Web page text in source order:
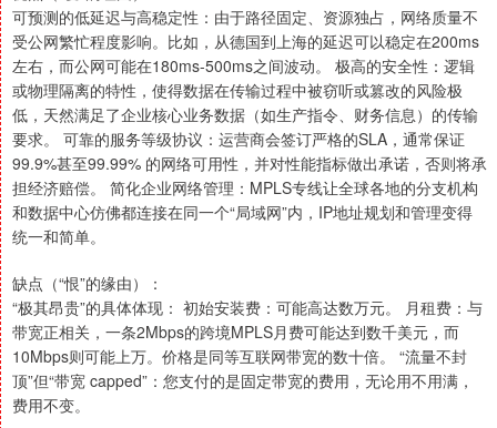
可预测的低延迟与高稳定性：由于路径固定、资源独占，网络质量不
受公网繁忙程度影响。比如，从德国到上海的延迟可以稳定在200ms
左右，而公网可能在180ms-500ms之间波动。 极高的安全性：逻辑
或物理隔离的特性，使得数据在传输过程中被窃听或篡改的风险极
低，天然满足了企业核心业务数据（如生产指令、财务信息）的传输
要求。 可靠的服务等级协议：运营商会签订严格的SLA，通常保证
99.9%甚至99.99% 的网络可用性，并对性能指标做出承诺，否则将承
担经济赔偿。 简化企业网络管理：MPLS专线让全球各地的分支机构
和数据中心仿佛都连接在同一个“局域网”内，IP地址规划和管理变得
统一和简单。
缺点（“恨”的缘由）：
“极其昂贵”的具体体现： 初始安装费：可能高达数万元。 月租费：与
带宽正相关，一条2Mbps的跨境MPLS月费可能达到数千美元，而
10Mbps则可能上万。价格是同等互联网带宽的数十倍。 “流量不封
顶”但“带宽 capped”：您支付的是固定带宽的费用，无论用不用满，
费用不变。